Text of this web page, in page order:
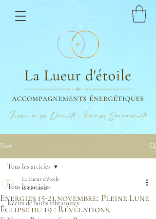
Incarner sa Divinité - Vivre sa Souveraineté
Post
Tous les articles
Récits de Soins vibratoires
Tous les articles
Energies 15-21 novembre: Pleine Lune
Éclipse du 19 : Révélations,
La Lueur d'étoile
16 nov. 2021